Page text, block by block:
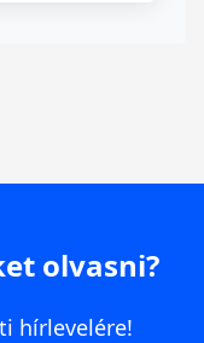
olvasni?
hírlevelére!